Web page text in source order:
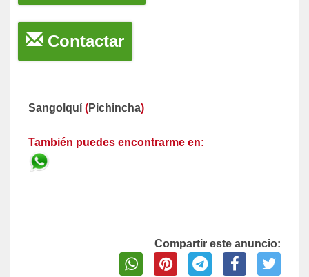
Contactar
Sangolquí (Pichincha)
También puedes encontrarme en:
Compartir este anuncio: